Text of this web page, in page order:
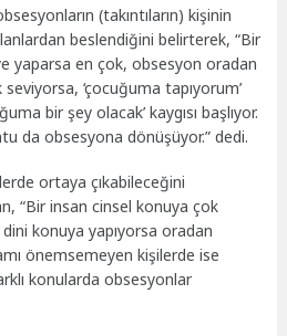
(takıntıların) kişinin
beslendiğini belirterek, “Bir
yaparsa en çok, obsesyon oradan
‘çocuğuma tapıyorum’
bir şey olacak’ kaygısı başlıyor.
da obsesyona dönüşüyor.” dedi.
ortaya çıkabileceğini
“Bir insan cinsel konuya çok
konuya yapıyorsa oradan
önemsemeyen kişilerde ise
konularda obsesyonlar